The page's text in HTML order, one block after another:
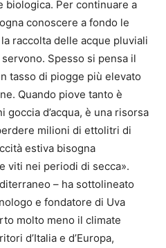
biologica. Per continuare a
conoscere a fondo le
raccolta delle acque pluviali
Spesso si pensa il
tasso di piogge più elevato
Quando piove tanto è
d’acqua, è una risorsa
milioni di ettolitri di
estiva bisogna
viti nei periodi di secca».
– ha sottolineato
e fondatore di Uva
molto meno il climate
d’Italia e d’Europa,